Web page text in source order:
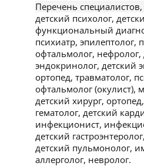
Перечень
детский психолог,
функциональный
психиатр, эпилептолог,
офтальмолог, нефролог,
эндокринолог, детский
ортопед, травматолог,
офтальмолог (окулист),
детский хирург,
гематолог, детский
инфекционист,
детский
детский пульмонолог,
аллерголог, невролог.